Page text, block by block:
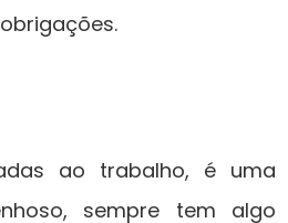
ao trabalho, é uma
sempre tem algo